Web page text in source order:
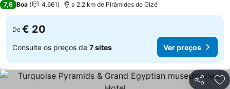
7,6 Boa 4.661 a 2.2 km de Pirâmides de Gizé
De € 20
Consulte os preços de 7 sites Ver preços
Partilhar